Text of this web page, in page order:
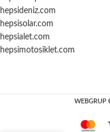
hepsideniz.com
hepsisolar.com
hepsialet.com
hepsimotosiklet.com
WEBGRUP